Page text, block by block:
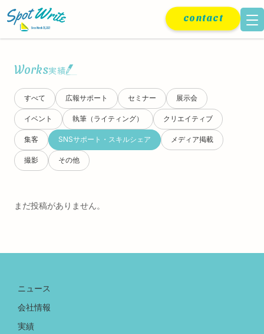
contact
Works実績
すべて 広報サポート セミナー 展示会
イベント 執筆（ライティング） クリエイティブ
集客 SNSサポート・スキルシェア メディア掲載
撮影 その他
まだ投稿がありません。
ニュース
会社情報
実績